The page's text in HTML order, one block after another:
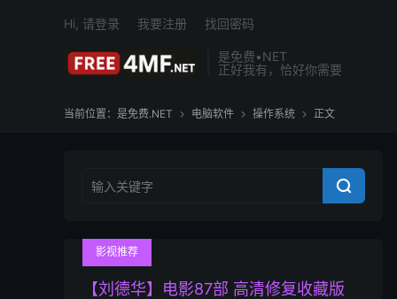
是免费•NET
正好我有，恰好你需要
Hi, 请登录 我要注册 找回密码
当前位置： 是免费.NET  电脑软件  操作系统  正文

影视推荐
【刘德华】电影87部 高清修复收藏版